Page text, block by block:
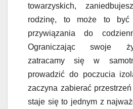
towarzyskich,
rodzinę, to może to być
przywiązania do
Ograniczając swoje
zatracamy się w
prowadzić do poczucia
zaczyna zabierać
staje się to jednym z